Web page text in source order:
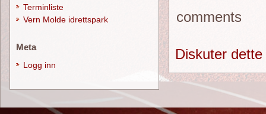
comments
Diskuter
Terminliste
Vern Molde idrettspark
Meta
Logg inn